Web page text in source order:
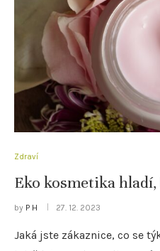
Zdraví
Eko kosmetika
by P H 27. 12. 2023
Jaká jste zákaznice, co se